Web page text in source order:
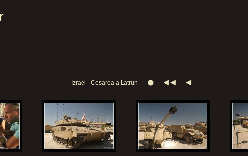
Izrael - Cesarea a Latrun